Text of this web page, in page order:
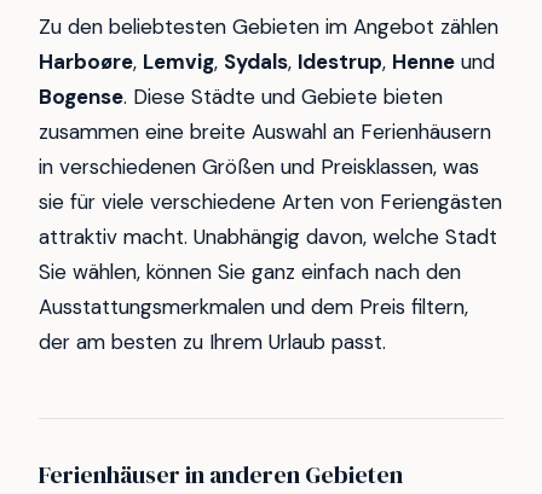
Zu den beliebtesten Gebieten im Angebot zählen
Harboøre, Lemvig, Sydals, Idestrup, Henne und
Bogense. Diese Städte und Gebiete bieten
zusammen eine breite Auswahl an Ferienhäusern
in verschiedenen Größen und Preisklassen, was
sie für viele verschiedene Arten von Feriengästen
attraktiv macht. Unabhängig davon, welche Stadt
Sie wählen, können Sie ganz einfach nach den
Ausstattungsmerkmalen und dem Preis filtern,
der am besten zu Ihrem Urlaub passt.
Ferienhäuser in anderen Gebieten